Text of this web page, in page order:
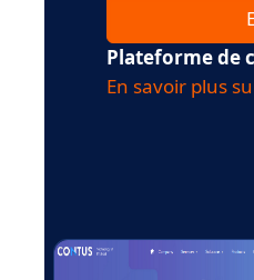
Plateforme de
En savoir plus